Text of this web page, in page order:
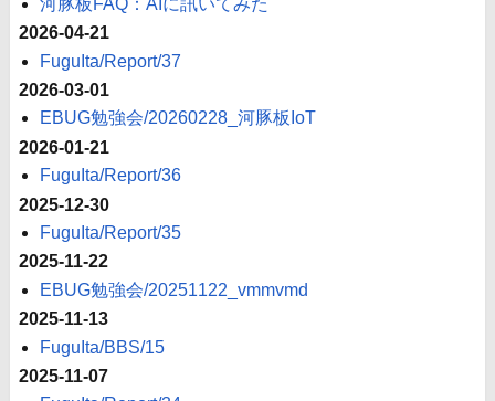
2026-04-21
FuguIta/Report/37
2026-03-01
EBUG勉強会/20260228_河豚板IoT
2026-01-21
FuguIta/Report/36
2025-12-30
FuguIta/Report/35
2025-11-22
EBUG勉強会/20251122_vmmvmd
2025-11-13
FuguIta/BBS/15
2025-11-07